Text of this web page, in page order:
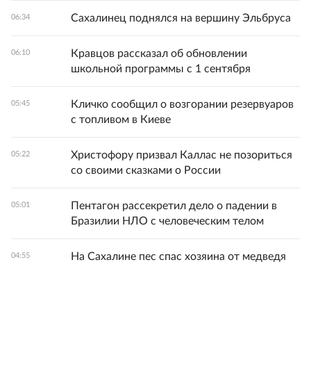
06:34 Сахалинец поднялся на вершину Эльбруса
06:10
Кравцов рассказал об обновлении
школьной программы с 1 сентября
05:45
Кличко сообщил о возгорании резервуаров
с топливом в Киеве
05:22
Христофору призвал Каллас не позориться
со своими сказками о России
05:01
Пентагон рассекретил дело о падении в
Бразилии НЛО с человеческим телом
04:55 На Сахалине пес спас хозяина от медведя